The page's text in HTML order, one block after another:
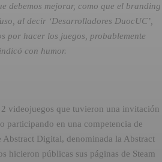
debemos mejorar, como que el branding
al decir ‘Desarrolladores DuocUC’,
por hacer los juegos, probablemente
con humor.
videojuegos que tuvieron una invitación
participando en una competencia de
Digital, denominada la Abstract
hicieron públicas sus páginas de Steam